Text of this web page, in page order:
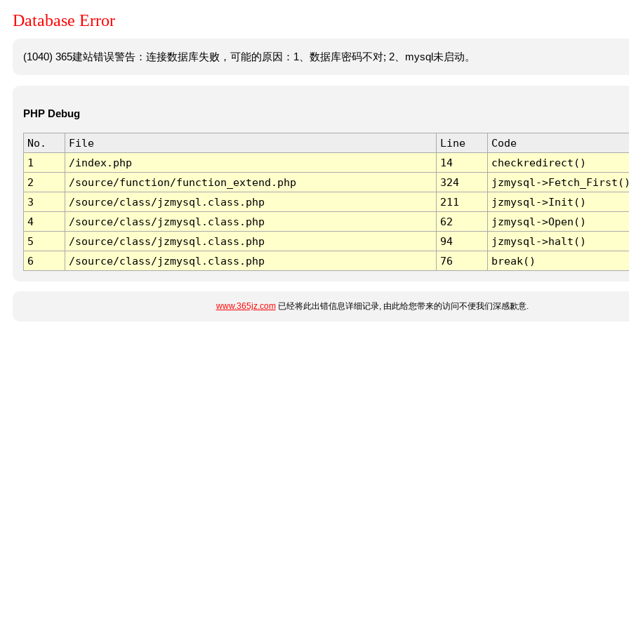
Database Error
(1040) 365建站错误警告：连接数据库失败，可能的原因：1、数据库密码不对; 2、mysql未启动。
PHP Debug
No. File Line
Code
1
/index.php 14
checkredirect()
2
/source/function/function_extend.php 324
jzmysql-
3
/source/class/jzmysql.class.php 211
jzmysql->Init()
4
/source/class/jzmysql.class.php 62
jzmysql->Open()
5
/source/class/jzmysql.class.php 94
jzmysql->halt()
6
/source/class/jzmysql.class.php 76 break()
www.365jz.com已经将此出错信息详细记录, 由此给您带来的访问不便我们深感歉意.